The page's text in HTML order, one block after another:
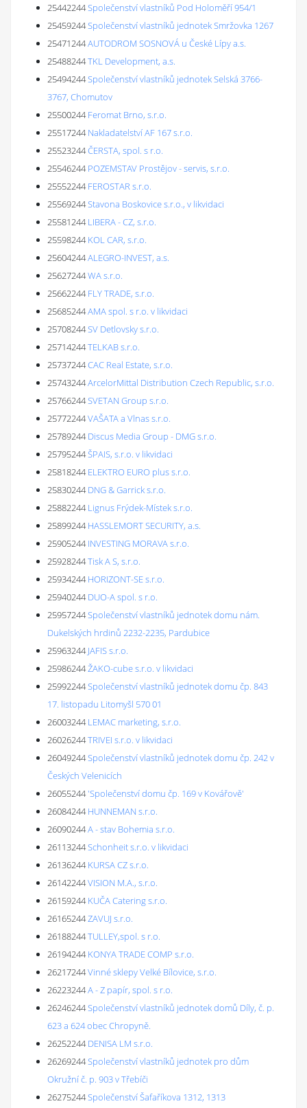
25442244Společenství vlastníků Pod Holoměří 954/1
25459244Společenství vlastníků jednotek Smržovka 1267
25471244AUTODROM SOSNOVÁ u České Lípy a.s.
25488244TKL Development, a.s.
25494244Společenství vlastníků jednotek Selská 3766-
3767, Chomutov
25500244 Feromat Brno, s.r.o.
25517244 Nakladatelství AF 167 s.r.o.
25523244ČERSTA, spol. s r.o.
25546244 POZEMSTAV Prostějov - servis, s.r.o.
25552244 FEROSTAR s.r.o.
25569244Stavona Boskovice s.r.o., v likvidaci
25581244 LIBERA - CZ, s.r.o.
25598244 KOL CAR, s.r.o.
25604244ALEGRO-INVEST, a.s.
25627244WA s.r.o.
25662244 FLY TRADE, s.r.o.
25685244AMA spol. s r.o. v likvidaci
25708244SV Detlovsky s.r.o.
25714244TELKAB s.r.o.
25737244CAC Real Estate, s.r.o.
25743244ArcelorMittal Distribution Czech Republic, s.r.o.
25766244SVETAN Group s.r.o.
25772244VAŠATA a Vlnas s.r.o.
25789244 Discus Media Group - DMG s.r.o.
25795244ŠPAIS, s.r.o. v likvidaci
25818244 ELEKTRO EURO plus s.r.o.
25830244 DNG & Garrick s.r.o.
25882244 Lignus Frýdek-Místek s.r.o.
25899244 HASSLEMORT SECURITY, a.s.
25905244 INVESTING MORAVA s.r.o.
25928244Tisk A S, s.r.o.
25934244 HORIZONT-SE s.r.o.
25940244 DUO-A spol. s r.o.
25957244Společenství vlastníků jednotek domu nám.
Dukelských hrdinů 2232-2235, Pardubice
25963244 JAFIS s.r.o.
25986244ŽAKO-cube s.r.o. v likvidaci
25992244Společenství vlastníků jednotek domu čp. 843
17. listopadu Litomyšl 570 01
26003244 LEMAC marketing, s.r.o.
26026244TRIVEI s.r.o. v likvidaci
26049244Společenství vlastníků jednotek domu čp. 242 v
Českých Velenicích
26055244'Společenství domu čp. 169 v Kovářově'
26084244 HUNNEMAN s.r.o.
26090244A - stav Bohemia s.r.o.
26113244Schonheit s.r.o. v likvidaci
26136244 KURSA CZ s.r.o.
26142244VISION M.A., s.r.o.
26159244 KUČA Catering s.r.o.
26165244ZAVUJ s.r.o.
26188244TULLEY,spol. s r.o.
26194244 KONYA TRADE COMP s.r.o.
26217244Vinné sklepy Velké Bílovice, s.r.o.
26223244A - Z papír, spol. s r.o.
26246244Společenství vlastníků jednotek domů Díly, č. p.
623 a 624 obec Chropyně.
26252244 DENISA LM s.r.o.
26269244Společenství vlastníků jednotek pro dům
Okružní č. p. 903 v Třebíči
26275244Společenství Šafaříkova 1312, 1313